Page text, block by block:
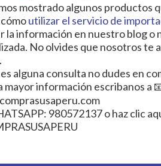
mostrado algunos productos
utilizar el servicio de
la información en nuestro blog
No olvides que nosotros te
alguna consulta no dudes en
mayor información escribanos a
980572137 o haz clic